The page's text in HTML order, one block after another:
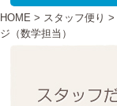
HOME > スタッフ便り >
ジ（数学担当）